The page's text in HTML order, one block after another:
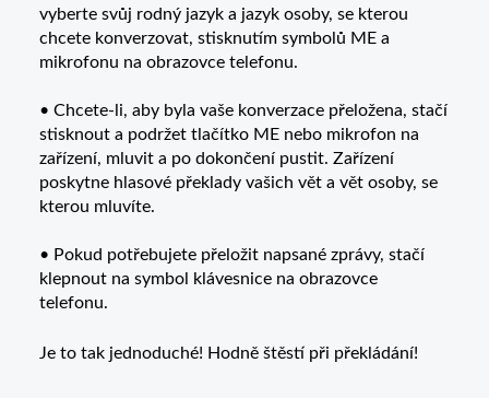
vyberte svůj rodný jazyk a jazyk osoby, se kterou
chcete konverzovat, stisknutím symbolů ME a
mikrofonu na obrazovce telefonu.
• Chcete-li, aby byla vaše konverzace přeložena, stačí
stisknout a podržet tlačítko ME nebo mikrofon na
zařízení, mluvit a po dokončení pustit. Zařízení
poskytne hlasové překlady vašich vět a vět osoby, se
kterou mluvíte.
• Pokud potřebujete přeložit napsané zprávy, stačí
klepnout na symbol klávesnice na obrazovce
telefonu.
Je to tak jednoduché! Hodně štěstí při překládání!